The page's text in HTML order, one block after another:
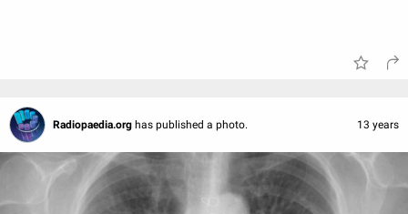
Radiopaedia.org has published a photo. 13 years